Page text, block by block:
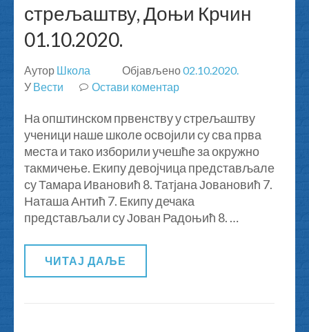
стрељаштву, Доњи Крчин
01.10.2020.
Аутор Школа Објављено02.10.2020.
У Вести Остави коментар
првенство
у
стрељаштву,
Доњи
Крчин
01.10.2020.
На општинском првенству у стрељаштву
ученици наше школе освојили су сва прва
места и тако изборили учешће за окружно
такмичење. Екипу девојчица представљале
су Тамара Ивановић 8. Татјана Јовановић 7.
Наташа Антић 7. Екипу дечака
представљали су Јован Радоњић 8. …
ЧИТАЈ ДАЉЕ